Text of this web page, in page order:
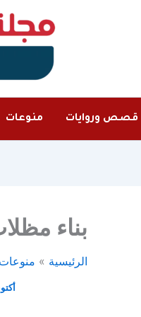
قصص وروايات منوعات
بناء
الرئيسية منوعات
أكتوبر